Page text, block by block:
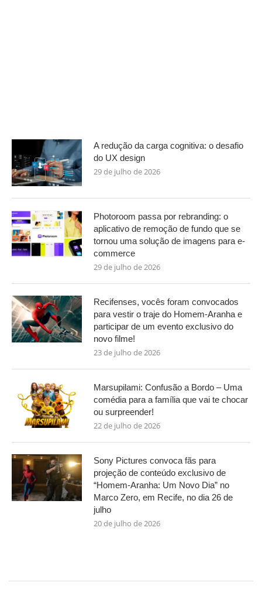
A redução da carga cognitiva: o desafio
do UX design
29 de julho de 2026
Photoroom passa por rebranding: o
aplicativo de remoção de fundo que se
tornou uma solução de imagens para e-
commerce
29 de julho de 2026
Recifenses, vocês foram convocados
para vestir o traje do Homem-Aranha e
participar de um evento exclusivo do
novo filme!
23 de julho de 2026
Marsupilami: Confusão a Bordo – Uma
comédia para a família que vai te chocar
ou surpreender!
22 de julho de 2026
Sony Pictures convoca fãs para
projeção de conteúdo exclusivo de
“Homem-Aranha: Um Novo Dia” no
Marco Zero, em Recife, no dia 26 de
julho
20 de julho de 2026